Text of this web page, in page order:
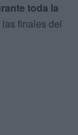
toda la
finales del